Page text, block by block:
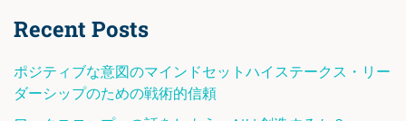
Recent Posts
ポジティブな意図のマインドセットハイステークス・リー
ダーシップのための戦術的信頼